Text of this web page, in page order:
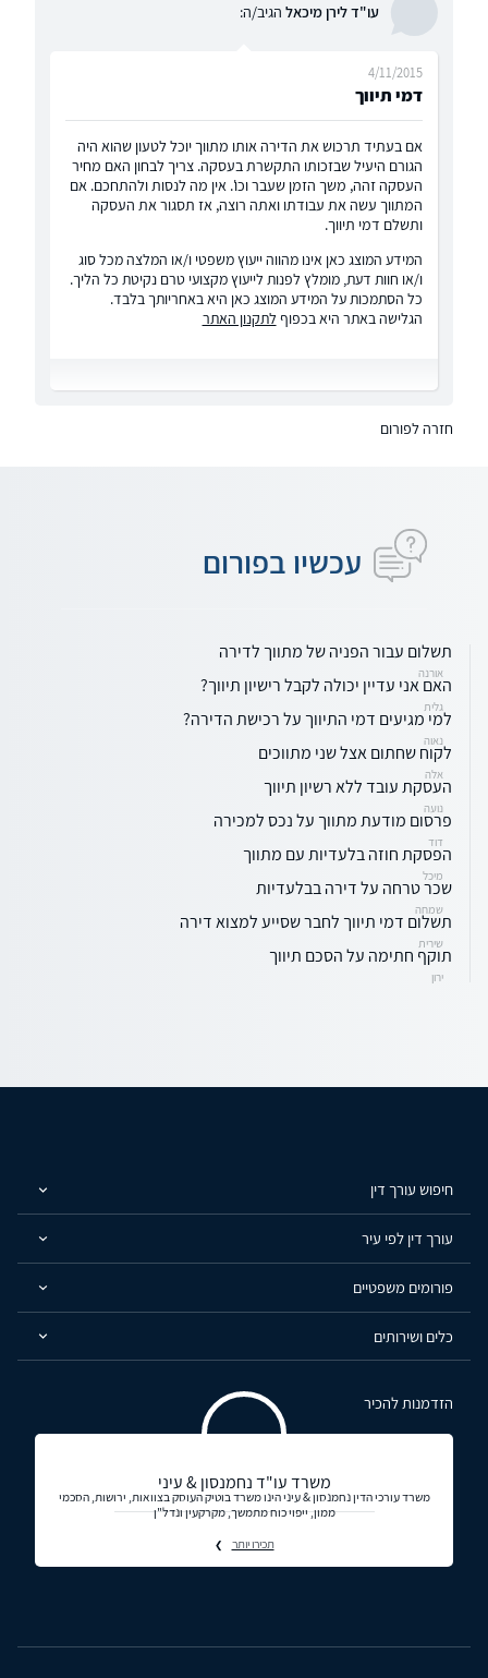
עו"ד לירן מיכאל הגיב/ה:
דמי תיווך
4/11/2015
אם בעתיד תרכוש את הדירה אותו מתווך יוכל לטעון שהוא היה
הגורם היעיל שבזכותו התקשרת בעסקה. צריך לבחון האם מחיר
העסקה זהה, משך הזמן שעבר וכו'. אין מה לנסות ולהתחכם. אם
המתווך עשה את עבודתו ואתה רוצה, אז תסגור את העסקה
ותשלם דמי תיווך.
המידע המוצג כאן אינו מהווה ייעוץ משפטי ו/או המלצה מכל סוג
ו/או חוות דעת, מומלץ לפנות לייעוץ מקצועי טרם נקיטת כל הליך.
כל הסתמכות על המידע המוצג כאן היא באחריותך בלבד.
הגלישה באתר היא בכפוף לתקנון האתר
חזרה לפורום
עכשיו בפורום
תשלום עבור הפניה של מתווך לדירה
אורנה
האם אני עדיין יכולה לקבל רישיון תיווך?
גלית
למי מגיעים דמי התיווך על רכישת הדירה?
נאוה
לקוח שחתום אצל שני מתווכים
אלה
העסקת עובד ללא רשיון תיווך
נועה
פרסום מודעת מתווך על נכס למכירה
דוד
הפסקת חוזה בלעדיות עם מתווך
מיכל
שכר טרחה על דירה בבלעדיות
שמחה
תשלום דמי תיווך לחבר שסייע למצוא דירה
שירית
תוקף חתימה על הסכם תיווך
ירון
חיפוש עורך דין
עורך דין לפי עיר
פורומים משפטיים
כלים ושירותים
הזדמנות להכיר
משרד עו"ד נחמנסון & עיני
משרד עורכי הדין נחמנסון & עיני הינו משרד בוטיק העוסק בצוואות, ירושות, הסכמי
ממון, ייפוי כוח מתמשך, מקרקעין ונדל"ן
תכירו יותר